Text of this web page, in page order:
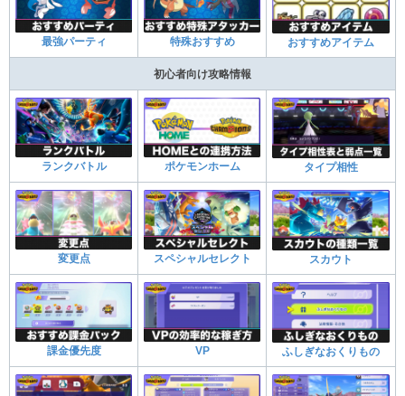
最強パーティ 特殊おすすめ おすすめアイテム
初心者向け攻略情報
ランクバトル ポケモンホーム タイプ相性
変更点 スペシャルセレクト スカウト
課金優先度 VP ふしぎなおくりもの